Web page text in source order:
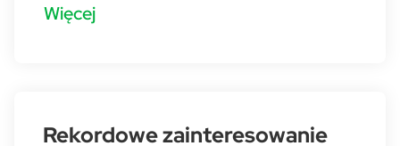
Więcej
Rekordowe zainteresowanie